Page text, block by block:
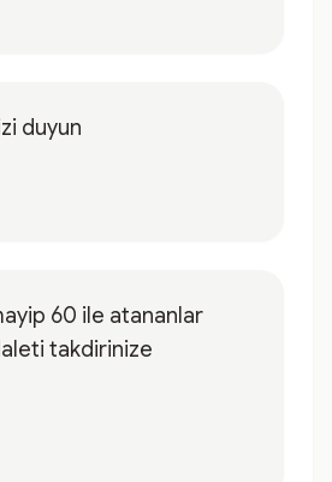
duyun
60 ile atananlar
takdirinize